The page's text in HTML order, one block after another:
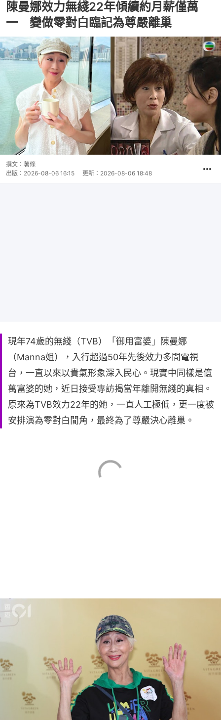
陳曼娜效力無綫22年傾續約月薪僅萬
一 變做零對白臨記為尊嚴離巢
撰文： 薯條
出版： 2026-08-06 16:15 更新： 2026-08-06 18:48
現年74歲的無綫（TVB）「御用富婆」陳曼娜
（Manna姐），入行超過50年先後效力多間電視
台，一直以來以貴氣形象深入民心。現實中同樣是億
萬富婆的她，近日接受專訪揭當年離開無綫的真相。
原來為TVB效力22年的她，一直人工極低，更一度被
安排演為零對白閒角，最終為了尊嚴決心離巢。